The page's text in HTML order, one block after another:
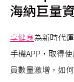
海納巨量
享健身為新時代
手機APP，取得
員數量激增，如